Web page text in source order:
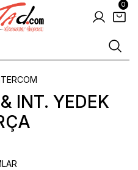
0
INT. YEDEK